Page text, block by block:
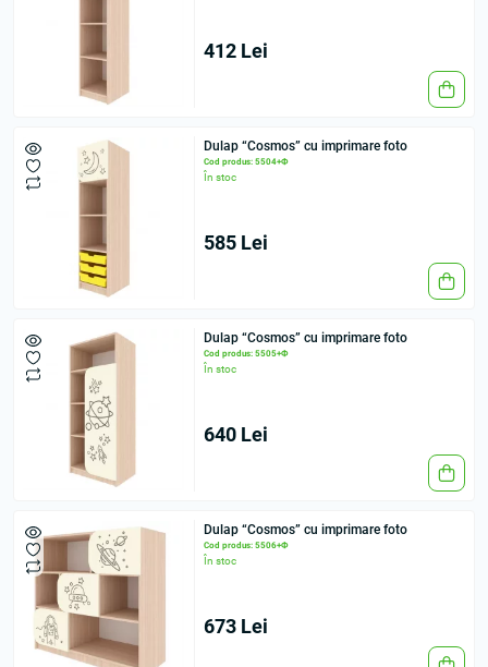
412 Lei
Dulap “Cosmos” cu imprimare foto
Cod produs: 5504+Ф
În stoc
585 Lei
Dulap “Cosmos” cu imprimare foto
Cod produs: 5505+Ф
În stoc
640 Lei
Dulap “Cosmos” cu imprimare foto
Cod produs: 5506+Ф
În stoc
673 Lei